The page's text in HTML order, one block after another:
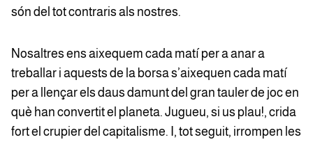
són del tot contraris als nostres.
Nosaltres ens aixequem cada matí per a anar a
treballar i aquests de la borsa s’aixequen cada matí
per a llençar els daus damunt del gran tauler de joc en
què han convertit el planeta. Jugueu, si us plau!, crida
fort el crupier del capitalisme. I, tot seguit, irrompen les